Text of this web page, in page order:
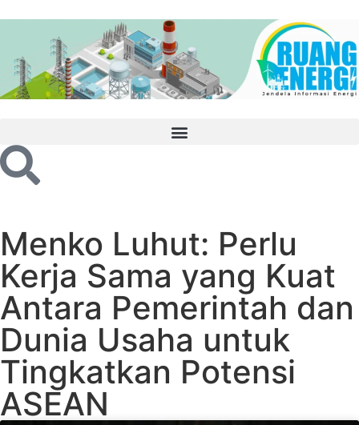
Menko Luhut: Perlu
Kerja Sama yang Kuat
Antara Pemerintah dan
Dunia Usaha untuk
Tingkatkan Potensi
ASEAN